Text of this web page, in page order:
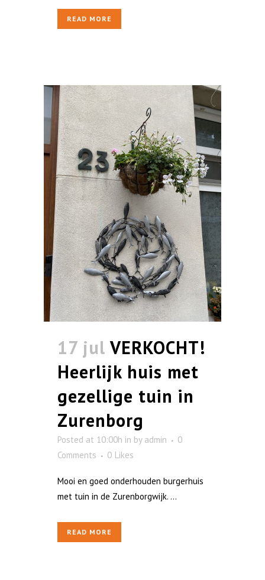
READ MORE
17 jul VERKOCHT!
Heerlijk huis met
gezellige tuin in
Zurenborg
Posted at 10:00h in by admin
0
Comments
0 Likes
Mooi en goed onderhouden burgerhuis
met tuin in de Zurenborgwijk. ...
READ MORE